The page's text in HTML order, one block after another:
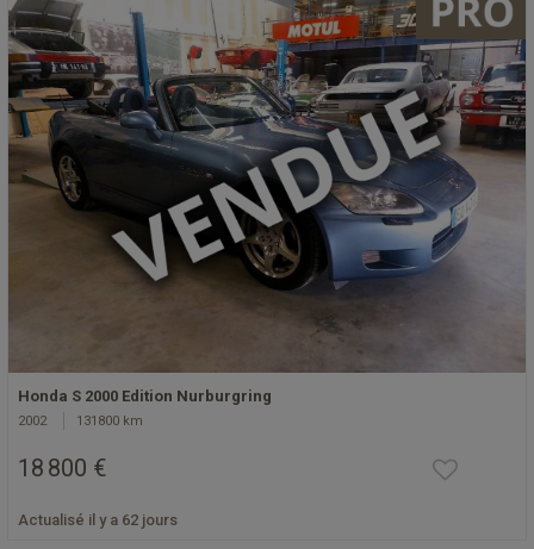
Honda S 2000 Edition Nurburgring
2002 131800 km
18 800 €
Actualisé il y a 62 jours